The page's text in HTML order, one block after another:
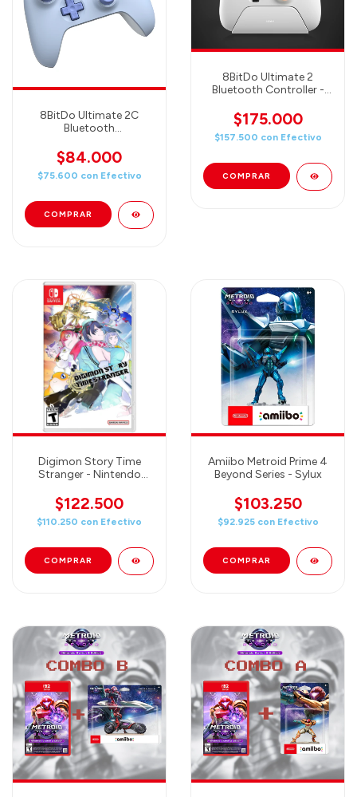
8BitDo Ultimate 2C
Bluetooth
(80NC01)
$84.000
$75.600 con Efectivo
8BitDo Ultimate 2
Bluetooth Controller -
$175.000
$157.500 con Efectivo
Digimon Story Time
Stranger - Nintendo
$122.500
$110.250 con Efectivo
Amiibo Metroid Prime 4
Beyond Series - Sylux
$103.250
$92.925 con Efectivo